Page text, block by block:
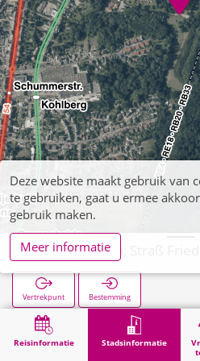
Reisinformatie Stadsinformatie
Herzogenrath, Straß
Vertrekpunt Bestemming
Stadsinformatie Begraafplaatsen
Deze website maakt gebruik van
te gebruiken, gaat u ermee
gebruik maken.
Meer informatie